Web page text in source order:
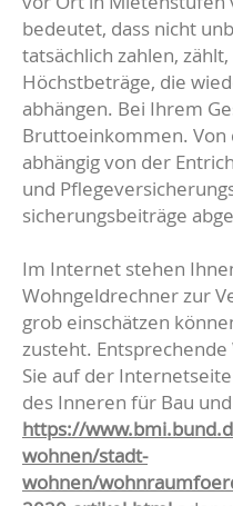
bedeutet, dass nicht
tatsächlich zahlen,
Höchstbeträge, die
abhängen. Bei Ihrem
Bruttoeinkommen.
abhängig von der
und
sicherungsbeiträge
Im Internet stehen
Wohngeldrechner zur
grob einschätzen
zusteht.
Sie auf der
des Inneren für Bau
https://
wohnen/stadt-
wohnen/